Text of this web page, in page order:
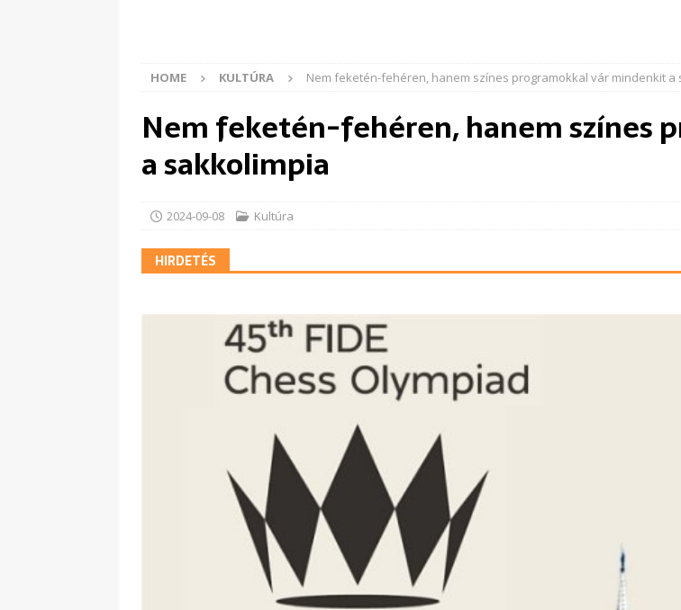
HOME KULTÚRA Nem feketén-fehéren, hanem színes programokkal vár mindenkit a
Nem feketén-fehéren, hanem színes
a sakkolimpia
2024-09-08 Kultúra
HIRDETÉS